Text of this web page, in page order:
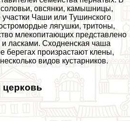
соловьи, овсянки, камышницы,
Чаши или Тушинского
лягушки, тритоны,
млекопитающих представлено
ласками. Сходненская чаша
берегах произрастают клены,
видов кустарников.
церковь